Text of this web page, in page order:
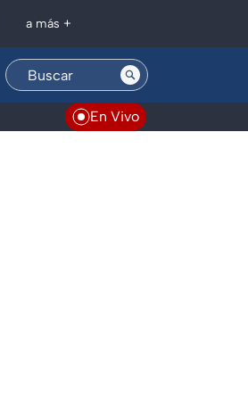
a más +
En Vivo